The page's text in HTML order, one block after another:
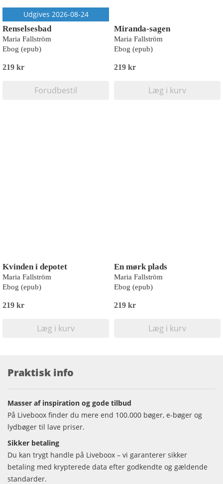
Udgives 2026-08-24
Renselsesbad
Maria Fallström
Ebog (epub)
219 kr
Forudbestil
Miranda-sagen
Maria Fallström
Ebog (epub)
219 kr
Læg i kurv
Kvinden i depotet
Maria Fallström
Ebog (epub)
219 kr
Læg i kurv
En mørk plads
Maria Fallström
Ebog (epub)
219 kr
Læg i kurv
Praktisk info
Masser af inspiration og gode tilbud
På Liveboox finder du mere end 100.000 bøger, e-bøger og
lydbøger til lave priser.
Sikker betaling
Du kan trygt handle på Liveboox – vi garanterer sikker
betaling med krypterede data efter godkendte og gældende
standarder.